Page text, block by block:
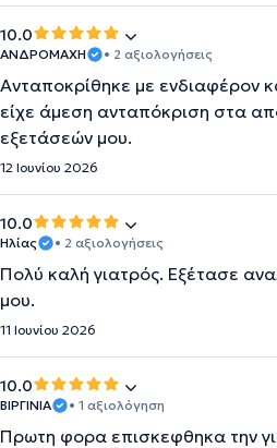
10.0
ΑΝΔΡΟΜΑΧΗ • 2 αξιολογήσεις
Ανταποκρίθηκε με ενδιαφέρον
είχε άμεση ανταπόκριση στα
εξετάσεών μου.
12 Ιουνίου 2026
10.0
Ηλίας • 2 αξιολογήσεις
Πολύ καλή γιατρός. Εξέτασε
μου.
11 Ιουνίου 2026
10.0
ΒΙΡΓΙΝΊΑ • 1 αξιολόγηση
Πρωτη φορα επισκεφθηκα την